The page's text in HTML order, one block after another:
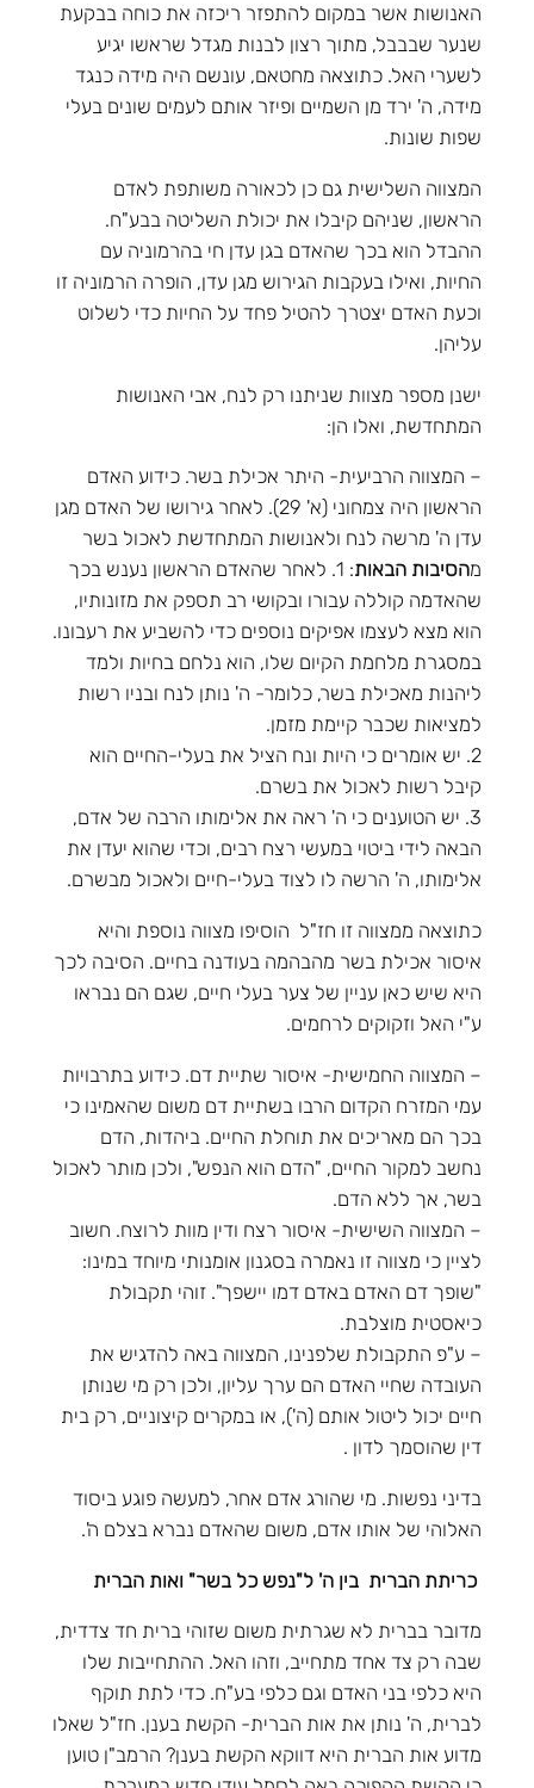
האנושות אשר במקום להתפזר ריכזה את כוחה בבקעת
שנער שבבבל, מתוך רצון לבנות מגדל שראשו יגיע
לשערי האל. כתוצאה מחטאם, עונשם היה מידה כנגד
מידה, ה' ירד מן השמיים ופיזר אותם לעמים שונים בעלי
שפות שונות.
המצווה השלישית גם כן לכאורה משותפת לאדם
הראשון, שניהם קיבלו את יכולת השליטה בבע"ח.
ההבדל הוא בכך שהאדם בגן עדן חי בהרמוניה עם
החיות, ואילו בעקבות הגירוש מגן עדן, הופרה הרמוניה זו
וכעת האדם יצטרך להטיל פחד על החיות כדי לשלוט
עליהן.
ישנן מספר מצוות שניתנו רק לנח, אבי האנושות
המתחדשת, ואלו הן:
– המצווה הרביעית- היתר אכילת בשר. כידוע האדם
הראשון היה צמחוני (א' 29). לאחר גירושו של האדם מגן
עדן ה' מרשה לנח ולאנושות המתחדשת לאכול בשר
מהסיבות הבאות
: 1. לאחר שהאדם הראשון נענש בכך
שהאדמה קוללה עבורו ובקושי רב תספק את מזונותיו,
הוא מצא לעצמו אפיקים נוספים כדי להשביע את רעבונו.
במסגרת מלחמת הקיום שלו, הוא נלחם בחיות ולמד
ליהנות מאכילת בשר, כלומר- ה' נותן לנח ובניו רשות
למציאות שכבר קיימת מזמן.
2. יש אומרים כי היות ונח הציל את בעלי-החיים הוא
קיבל רשות לאכול את בשרם.
3. יש הטוענים כי ה' ראה את אלימותו הרבה של אדם,
הבאה לידי ביטוי במעשי רצח רבים, וכדי שהוא יעדן את
אלימותו, ה' הרשה לו לצוד בעלי-חיים ולאכול מבשרם.
כתוצאה ממצווה זו חז"ל הוסיפו מצווה נוספת והיא
איסור אכילת בשר מהבהמה בעודנה בחיים. הסיבה לכך
היא שיש כאן עניין של צער בעלי חיים, שגם הם נבראו
ע"י האל וזקוקים לרחמים.
– המצווה החמישית- איסור שתיית דם. כידוע בתרבויות
עמי המזרח הקדום הרבו בשתיית דם משום שהאמינו כי
בכך הם מאריכים את תוחלת החיים. ביהדות, הדם
נחשב למקור החיים, "הדם הוא הנפש", ולכן מותר לאכול
בשר, אך ללא הדם.
– המצווה השישית- איסור רצח ודין מוות לרוצח. חשוב
לציין כי מצווה זו נאמרה בסגנון אומנותי מיוחד במינו:
"שופך דם האדם באדם דמו יישפך". זוהי תקבולת
כיאסטית מוצלבת.
– ע"פ התקבולת שלפנינו, המצווה באה להדגיש את
העובדה שחיי האדם הם ערך עליון, ולכן רק מי שנותן
חיים יכול ליטול אותם (ה'), או במקרים קיצוניים, רק בית
דין שהוסמך לדון .
בדיני נפשות. מי שהורג אדם אחר, למעשה פוגע ביסוד
האלוהי של אותו אדם, משום שהאדם נברא בצלם ה'.
כריתת הברית בין ה' ל"נפש כל בשר" ואות הברית
מדובר בברית לא שגרתית משום שזוהי ברית חד צדדית,
שבה רק צד אחד מתחייב, וזהו האל. ההתחייבות שלו
היא כלפי בני האדם וגם כלפי בע"ח. כדי לתת תוקף
לברית, ה' נותן את אות הברית- הקשת בענן. חז"ל שאלו
מדוע אות הברית היא דווקא הקשת בענן? הרמב"ן טוען